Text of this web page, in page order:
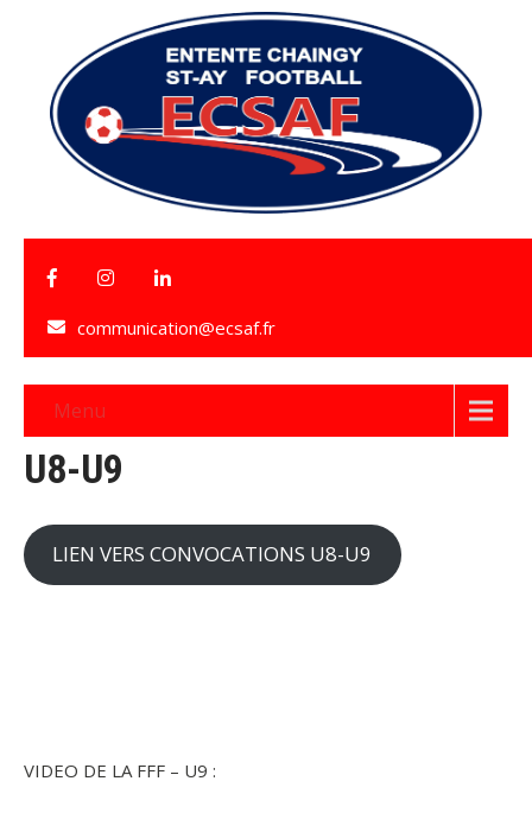
communication@ecsaf.fr
Menu
U8-U9
LIEN VERS CONVOCATIONS U8-U9
VIDEO DE LA FFF – U9 :